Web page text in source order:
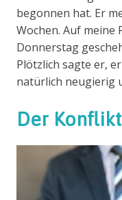
begonnen hat. Er
Wochen. Auf meine
Donnerstag
Plötzlich sagte er,
natürlich neugierig
Der Konflikt